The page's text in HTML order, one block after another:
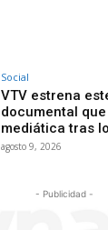
Social
VTV estrena
documental
mediática tras
agosto 9, 2026
- Publicidad -